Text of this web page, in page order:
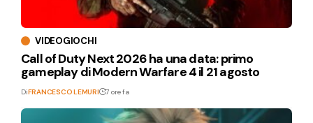
VIDEOGIOCHI
Call of Duty Next 2026 ha una data: primo
gameplay di Modern Warfare 4 il 21 agosto
DiFRANCESCO LEMURI 7 ore fa